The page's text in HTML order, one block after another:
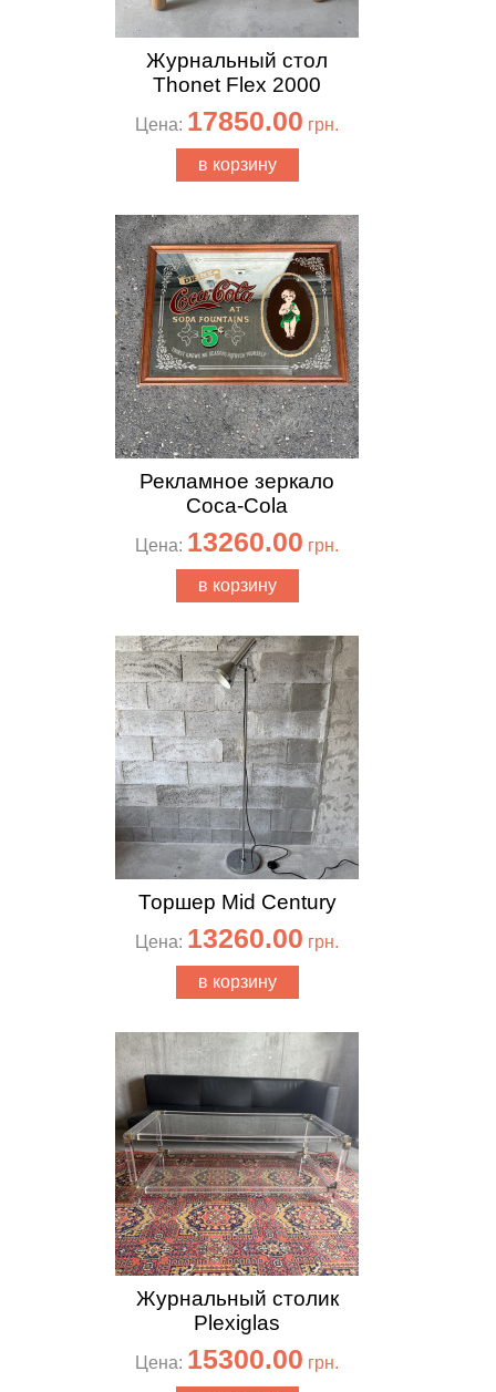
Журнальный стол
Thonet Flex 2000
Цена: 17850.00 грн.
в корзину
Рекламное зеркало
Coca-Cola
Цена: 13260.00 грн.
в корзину
Торшер Mid Century
Цена: 13260.00 грн.
в корзину
Журнальный столик
Plexiglas
Цена: 15300.00 грн.